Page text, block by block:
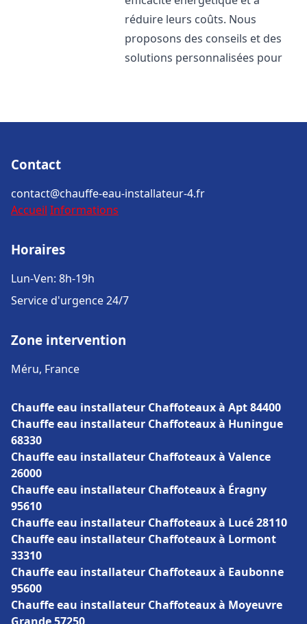
réduire leurs coûts. Nous
proposons des conseils et des
solutions personnalisées pour
Contact
contact@chauffe-eau-installateur-4.fr
Accueil Informations
Horaires
Lun-Ven: 8h-19h
Service d'urgence 24/7
Zone intervention
Méru, France
Chauffe eau installateur Chaffoteaux à Apt 84400
Chauffe eau installateur Chaffoteaux à Huningue
68330
Chauffe eau installateur Chaffoteaux à Valence
26000
Chauffe eau installateur Chaffoteaux à Éragny
95610
Chauffe eau installateur Chaffoteaux à Lucé 28110
Chauffe eau installateur Chaffoteaux à Lormont
33310
Chauffe eau installateur Chaffoteaux à Eaubonne
95600
Chauffe eau installateur Chaffoteaux à Moyeuvre